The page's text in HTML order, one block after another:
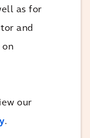
as for
and
on
our
.
das uns
Arcadis zu
bei